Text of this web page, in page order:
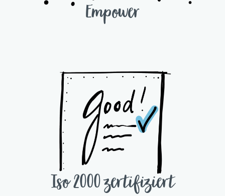
Empower
Iso 2000 zertifiziert